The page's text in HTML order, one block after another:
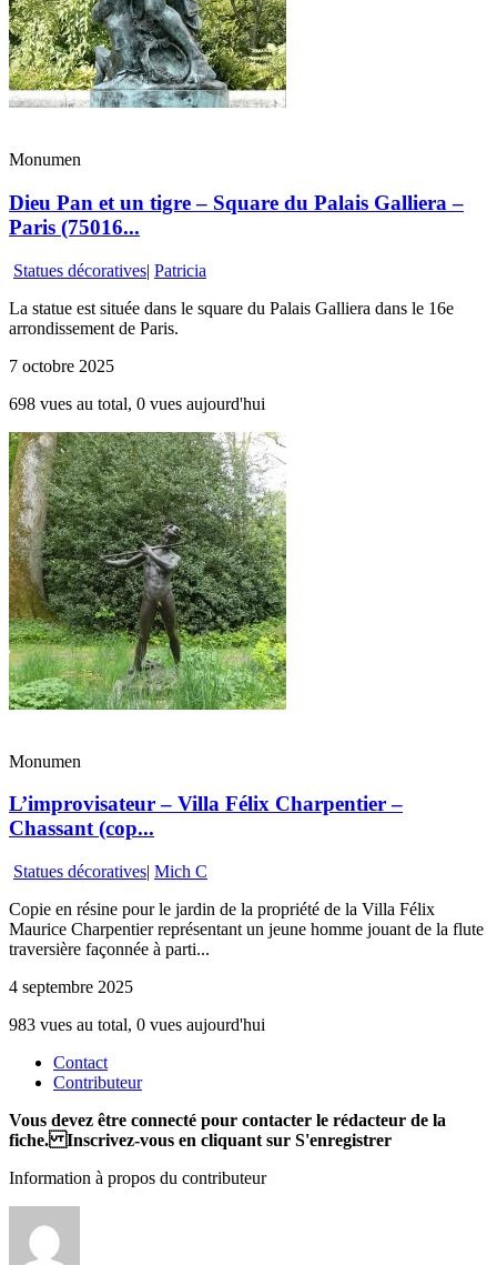
Monumen
Dieu Pan et un tigre – Square du Palais Galliera –
Paris (75016...
Statues décoratives| Patricia
La statue est située dans le square du Palais Galliera dans le 16e
arrondissement de Paris.
7 octobre 2025
698 vues au total, 0 vues aujourd'hui
Monumen
L’improvisateur – Villa Félix Charpentier –
Chassant (cop...
Statues décoratives| Mich C
Copie en résine pour le jardin de la propriété de la Villa Félix
Maurice Charpentier représentant un jeune homme jouant de la flute
traversière façonnée à parti...
4 septembre 2025
983 vues au total, 0 vues aujourd'hui
Contact
Contributeur
Vous devez être connecté pour contacter le rédacteur de la
fiche. Inscrivez-vous en cliquant sur S'enregistrer
Information à propos du contributeur